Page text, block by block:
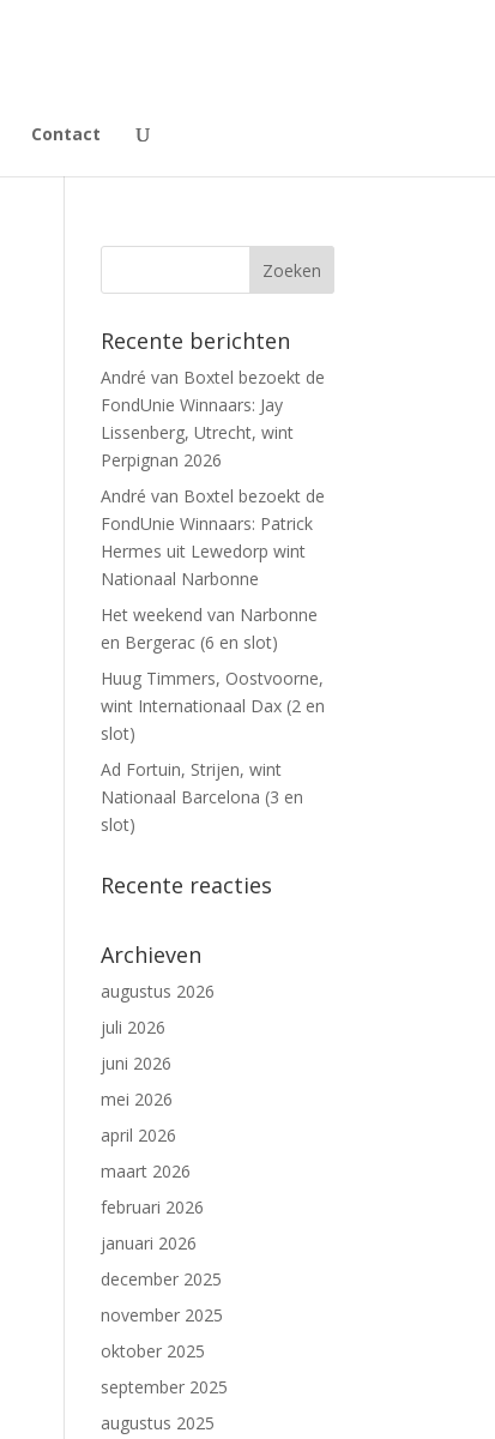
Contact
Recente berichten
André van Boxtel bezoekt de
FondUnie Winnaars: Jay
Lissenberg, Utrecht, wint
Perpignan 2026
André van Boxtel bezoekt de
FondUnie Winnaars: Patrick
Hermes uit Lewedorp wint
Nationaal Narbonne
Het weekend van Narbonne
en Bergerac (6 en slot)
Huug Timmers, Oostvoorne,
wint Internationaal Dax (2 en
slot)
Ad Fortuin, Strijen, wint
Nationaal Barcelona (3 en
slot)
Recente reacties
Archieven
augustus 2026
juli 2026
juni 2026
mei 2026
april 2026
maart 2026
februari 2026
januari 2026
december 2025
november 2025
oktober 2025
september 2025
augustus 2025